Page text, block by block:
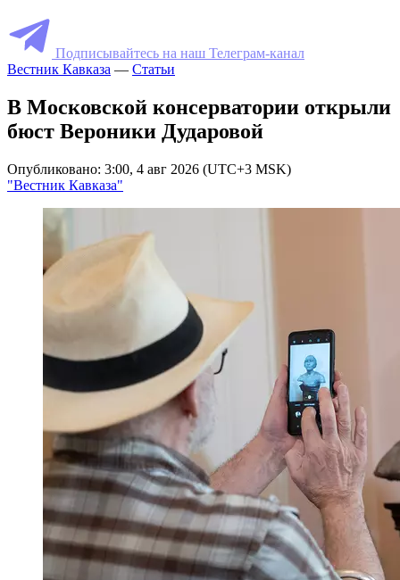
Подписывайтесь на наш Телеграм-канал
Вестник Кавказа — Статьи
В Московской консерватории открыли
бюст Вероники Дударовой
Опубликовано: 3:00, 4 авг 2026 (UTC+3 MSK)
"Вестник Кавказа"